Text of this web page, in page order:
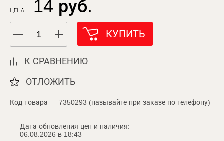
ЦЕНА 14 руб.
КУПИТЬ
К СРАВНЕНИЮ
ОТЛОЖИТЬ
Код товара — 7350293 (называйте при заказе по телефону)
Дата обновления цен и наличия:
06.08.2026 в 18:43